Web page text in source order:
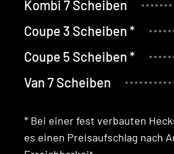
Kombi 7 Scheiben
Coupe 3 Scheiben *
Coupe 5 Scheiben *
Van 7 Scheiben
* Bei ein­er fest ver­baut­en
es einen Preisauf­schlag nach